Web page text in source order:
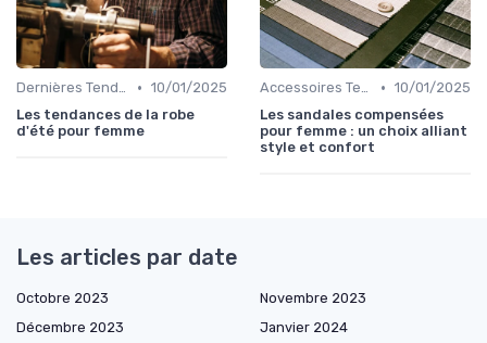
Dernières Tendances de Mode • 10/01/2025
Les tendances de la robe
d'été pour femme
Accessoires Tendance • 10/01/2025
Les sandales compensées
pour femme : un choix alliant
style et confort
Les articles par date
Octobre 2023
Novembre 2023
Décembre 2023
Janvier 2024